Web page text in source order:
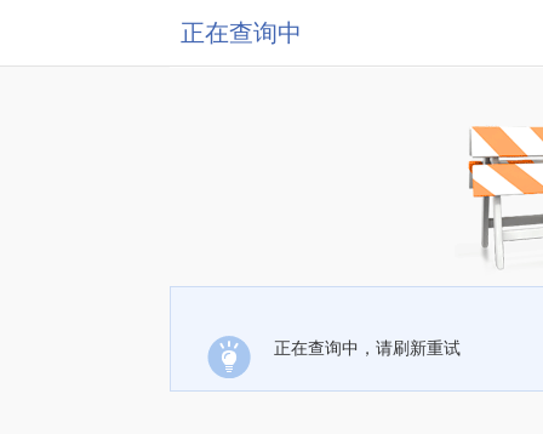
正在查询中
正在查询中，请刷新重试